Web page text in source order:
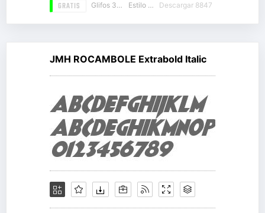
GRATIS Glifos 347 Estilo 18 Descargar 8847
JMH ROCAMBOLE Extrabold Italic